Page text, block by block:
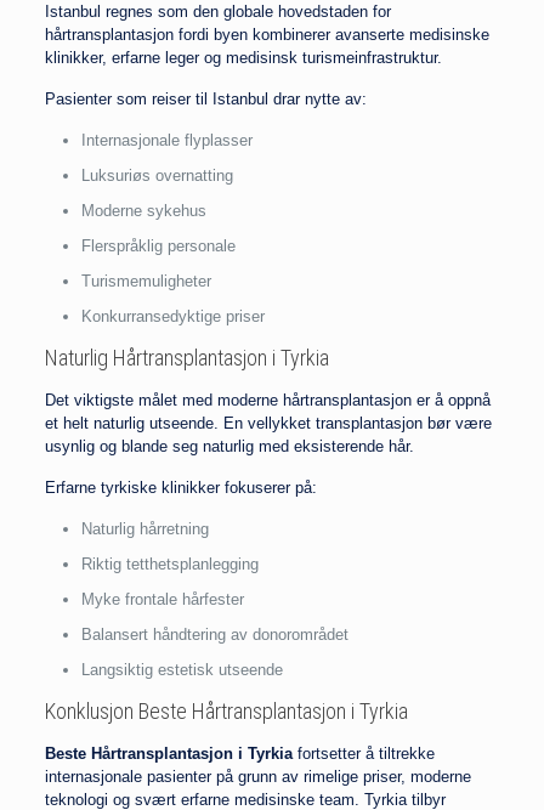
Istanbul regnes som den globale hovedstaden for
hårtransplantasjon fordi byen kombinerer avanserte medisinske
klinikker, erfarne leger og medisinsk turismeinfrastruktur.
Pasienter som reiser til Istanbul drar nytte av:
Internasjonale flyplasser
Luksuriøs overnatting
Moderne sykehus
Flerspråklig personale
Turismemuligheter
Konkurransedyktige priser
Naturlig Hårtransplantasjon i Tyrkia
Det viktigste målet med moderne hårtransplantasjon er å oppnå
et helt naturlig utseende. En vellykket transplantasjon bør være
usynlig og blande seg naturlig med eksisterende hår.
Erfarne tyrkiske klinikker fokuserer på:
Naturlig hårretning
Riktig tetthetsplanlegging
Myke frontale hårfester
Balansert håndtering av donorområdet
Langsiktig estetisk utseende
Konklusjon Beste Hårtransplantasjon i Tyrkia
Beste Hårtransplantasjon i Tyrkiafortsetter å tiltrekke
internasjonale pasienter på grunn av rimelige priser, moderne
teknologi og svært erfarne medisinske team. Tyrkia tilbyr